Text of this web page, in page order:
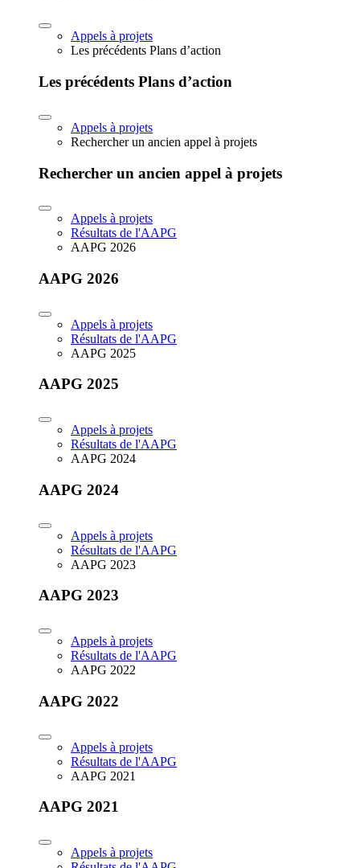
Appels à projets
Les précédents Plans d’action
Les précédents Plans d’action
Appels à projets
Rechercher un ancien appel à projets
Rechercher un ancien appel à projets
Appels à projets
Résultats de l'AAPG
AAPG 2026
AAPG 2026
Appels à projets
Résultats de l'AAPG
AAPG 2025
AAPG 2025
Appels à projets
Résultats de l'AAPG
AAPG 2024
AAPG 2024
Appels à projets
Résultats de l'AAPG
AAPG 2023
AAPG 2023
Appels à projets
Résultats de l'AAPG
AAPG 2022
AAPG 2022
Appels à projets
Résultats de l'AAPG
AAPG 2021
AAPG 2021
Appels à projets